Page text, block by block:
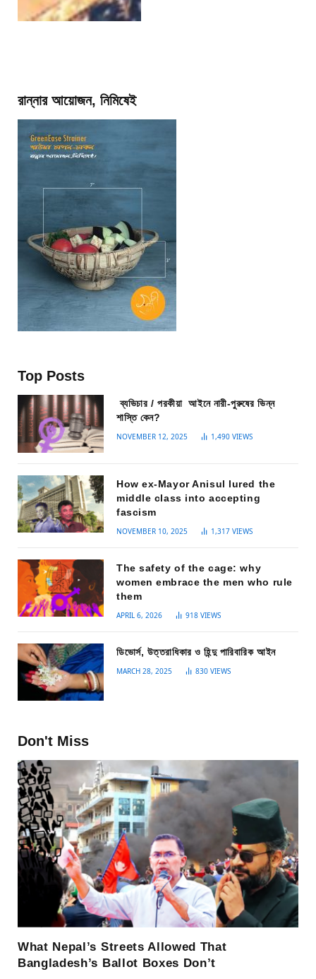
রান্নার আয়োজন, নিমিষেই
Top Posts
ব্যভিচার / পরকীয়া আইনে নারী-পুরুষের ভিন্ন
শাস্তি কেন?
NOVEMBER 12, 2025 1,490 VIEWS
How ex-Mayor Anisul lured the
middle class into accepting
fascism
NOVEMBER 10, 2025 1,317 VIEWS
The safety of the cage: why
women embrace the men who rule
them
APRIL 6, 2026 918 VIEWS
ডিভোর্স, উত্তরাধিকার ও হিন্দু পারিবারিক আইন
MARCH 28, 2025 830 VIEWS
Don't Miss
What Nepal’s Streets Allowed That
Bangladesh’s Ballot Boxes Don’t